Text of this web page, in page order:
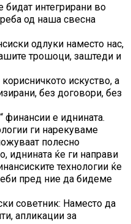
бидат интегрирани во
од наша свесна
одлуки наместо нас,
трошоци, заштеди и
искуство, а
без договори, без
финансии е иднината.
ги нарекуваме
полесно
иднината ќе ги направи
технологии ќе
пред ние да бидеме
советник: Наместо да
апликации за